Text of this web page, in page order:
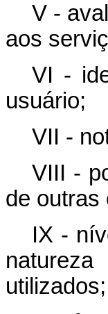
V -
aos
VI -
usuário;
VII -
VIII -
de outras
IX -
utilizados;